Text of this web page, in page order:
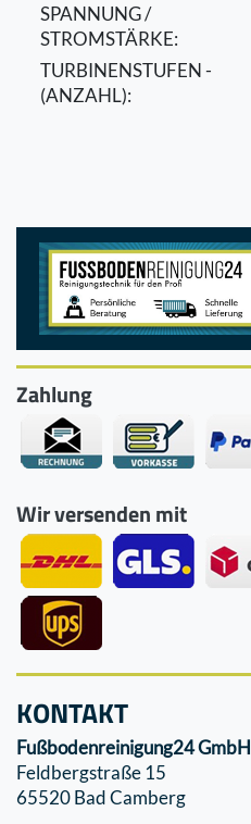
SPANNUNG /
STROMSTÄRKE:
TURBINENSTUFEN -
(ANZAHL):
Zahlung
Wir versenden mit
KONTAKT
Fußbodenreinigung24 GmbH
Feldbergstraße 15
65520 Bad Camberg